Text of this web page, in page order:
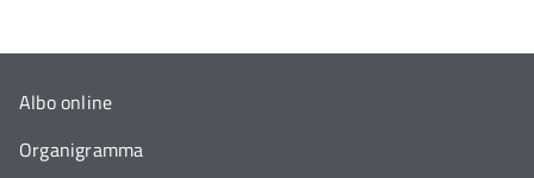
Albo online
Organigramma